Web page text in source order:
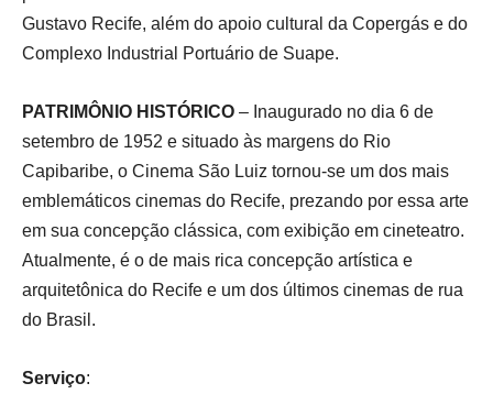
Gustavo Recife, além do apoio cultural da Copergás e do
Complexo Industrial Portuário de Suape.
PATRIMÔNIO HISTÓRICO – Inaugurado no dia 6 de
setembro de 1952 e situado às margens do Rio
Capibaribe, o Cinema São Luiz tornou-se um dos mais
emblemáticos cinemas do Recife, prezando por essa arte
em sua concepção clássica, com exibição em cineteatro.
Atualmente, é o de mais rica concepção artística e
arquitetônica do Recife e um dos últimos cinemas de rua
do Brasil.
Serviço: